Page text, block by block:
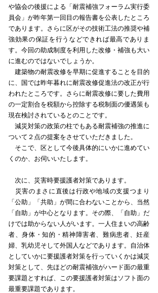
や協会の後援による「耐震補強フォーラム実行委
員会」が昨年第一回目の報告書を公表したところ
であります。さらに区がその技術工法の推奨や補
強効果の保証を行うなどできれば最高でありま
す。今回の助成制度を利用した改修・補強も大い
に進むのではないでしょうか。
建築物の耐震改修を早期に促進することを目的
に、国では昨年暮れに耐震改修促進法の改正が行
われたところです。さらに耐震改修に要した費用
の一定割合を税額から控除する税制面の優遇策も
現在検討されているとのことです。
減災対策の政策の柱でもある耐震補強の推進に
ついて２点の提案をさせていただきました。
そこで、区として今後具体的にいかに進めてい
くのか、お伺いいたします。
次に、災害時要援護者対策であります。
災害のまさに直後は行政や地域の支援つまり
「公助」「共助」が間に合わないことから、当然
「自助」が中心となります。その際、「自助」だ
けでは助からない人がいます。一人住まいの高齢
者、身体・知的・精神障害者、難病患者、妊産
婦、乳幼児そして外国人などであります。自治体
としていかに要援護者対策を行っていくかは減災
対策として、先ほどの耐震補強がハード面の最重
要課題とすれば、この要援護者対策はソフト面の
最重要課題であります。